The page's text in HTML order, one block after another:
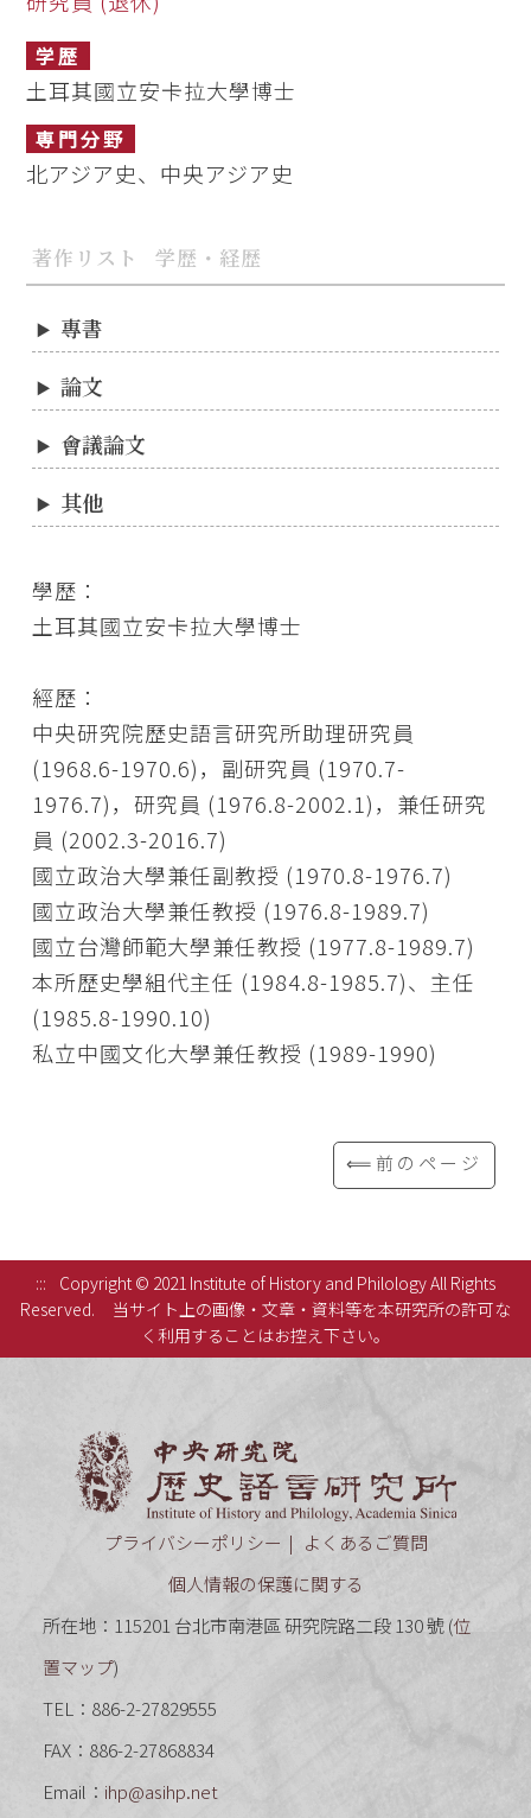
学歴
土耳其國立安卡拉大學博士
専門分野
北アジア史、中央アジア史
著作リスト 学歴・経歴
專書
論文
會議論文
其他
學歷：
土耳其國立安卡拉大學博士
經歷：
中央研究院歷史語言研究所助理研究員
(1968.6-1970.6)，副研究員 (1970.7-
1976.7)，研究員 (1976.8-2002.1)，兼任研究
員 (2002.3-2016.7)
國立政治大學兼任副教授 (1970.8-1976.7)
國立政治大學兼任教授 (1976.8-1989.7)
國立台灣師範大學兼任教授 (1977.8-1989.7)
本所歷史學組代主任 (1984.8-1985.7)、主任
(1985.8-1990.10)
私立中國文化大學兼任教授 (1989-1990)
⟸前のページ
:::
Copyright © 2021 Institute of History and Philology All Rights
Reserved.
当サイト上の画像・文章・資料等を本研究所の許可な
く利用することはお控え下さい。
プライバシーポリシー
よくあるご質問
個人情報の保護に関する
所在地：115201 台北市南港區 研究院路二段 130 號 (位
置マップ)
TEL：886-2-27829555
FAX：886-2-27868834
Email： ihp@asihp.net